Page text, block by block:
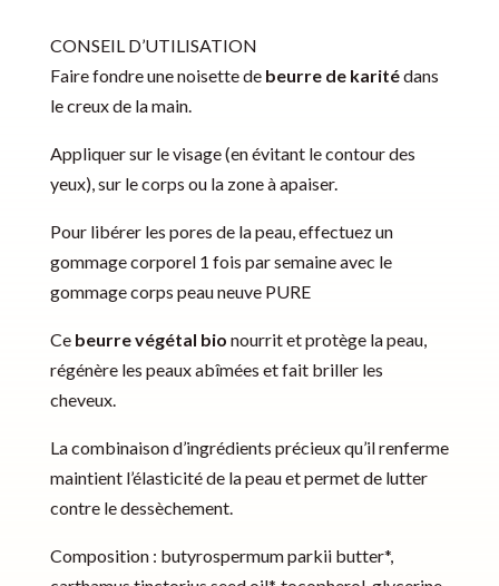
CONSEIL D’UTILISATION
Faire fondre une noisette de beurre de karitédans
le creux de la main.
Appliquer sur le visage (en évitant le contour des
yeux), sur le corps ou la zone à apaiser.
Pour libérer les pores de la peau, effectuez un
gommage corporel 1 fois par semaine avec le
gommage corps peau neuve PURE
Ce beurre végétal bio nourrit et protège la peau,
régénère les peaux abîmées et fait briller les
cheveux.
La combinaison d’ingrédients précieux qu’il renferme
maintient l’élasticité de la peau et permet de lutter
contre le dessèchement.
Composition : butyrospermum parkii butter*,